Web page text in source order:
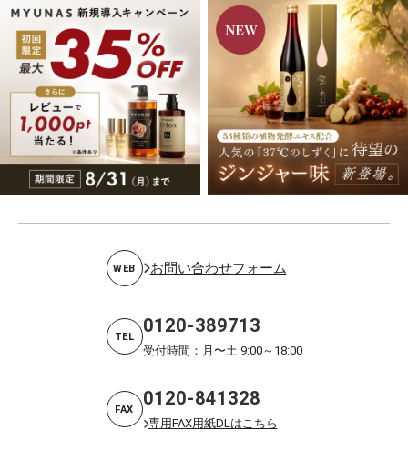
WEB お問い合わせフォーム
TEL 0120-389713
受付時間：月〜土 9:00～18:00
FAX 0120-841328
専用FAX用紙DLはこちら